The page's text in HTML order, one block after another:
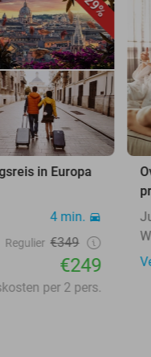
29%
in Europa
4 min.
Regulier €349
€249
per 2 pers.